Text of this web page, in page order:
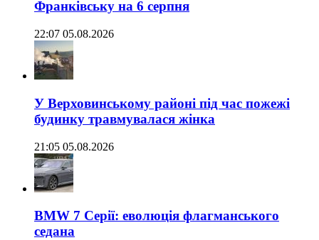
Франківську на 6 серпня
22:07 05.08.2026
У Верховинському районі під час пожежі
будинку травмувалася жінка
21:05 05.08.2026
BMW 7 Серії: еволюція флагманського
седана